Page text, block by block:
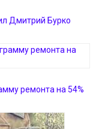
Дмитрий Бурко
ремонта на 54%